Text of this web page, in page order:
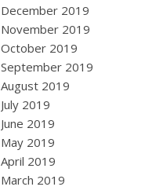
December 2019
November 2019
October 2019
September 2019
August 2019
July 2019
June 2019
May 2019
April 2019
March 2019